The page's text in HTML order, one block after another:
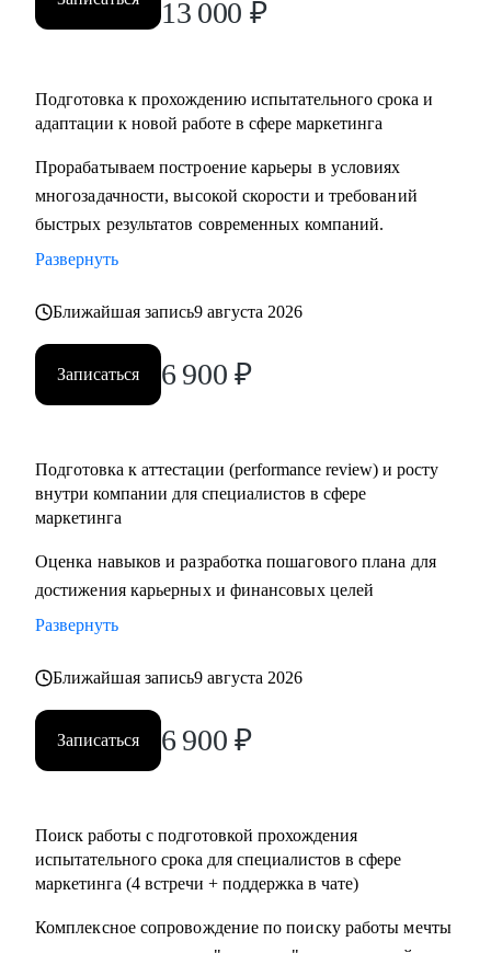
13 000 ₽
Подготовка к прохождению испытательного срока и
адаптации к новой работе в сфере маркетинга
Прорабатываем построение карьеры в условиях
многозадачности, высокой скорости и требований
быстрых результатов современных компаний.
Развернуть
Ближайшая запись9 августа 2026
Записаться 6 900 ₽
Подготовка к аттестации (performance review) и росту
внутри компании для специалистов в сфере
маркетинга
Оценка навыков и разработка пошагового плана для
достижения карьерных и финансовых целей
Развернуть
Ближайшая запись9 августа 2026
Записаться 6 900 ₽
Поиск работы с подготовкой прохождения
испытательного срока для специалистов в сфере
маркетинга (4 встречи + поддержка в чате)
Комплексное сопровождение по поиску работы мечты